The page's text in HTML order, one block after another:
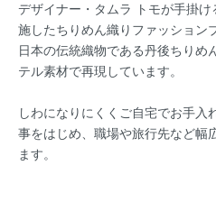
デザイナー・タムラ トモが手掛
施したちりめん織りファッション
日本の伝統織物である丹後ちりめ
テル素材で再現しています。
しわになりにくくご自宅でお手入
事をはじめ、職場や旅行先など幅
ます。